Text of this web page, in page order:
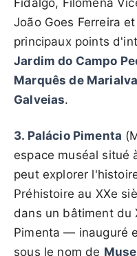
Fidalgo, Filomena
João Goes Ferreira
principaux points
Jardim do Campo
Marquês de Marialva
Galveias.
3. Palácio Pimenta
espace muséal situé
peut explorer
Préhistoire au XXe
dans un bâtiment du
Pimenta — inauguré
sous le nom de